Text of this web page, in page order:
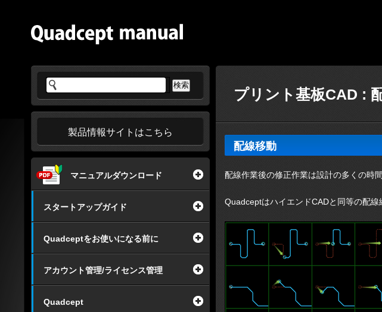
製品情報サイトはこちら
マニュアルダウンロード
スタートアップガイド
Quadceptをお使いになる前に
アカウント管理/ライセンス管理
Quadcept
プリント基板CAD :
配線移動
配線作業後の修正作業は設計の多くの時
QuadceptはハイエンドCADと同等の配